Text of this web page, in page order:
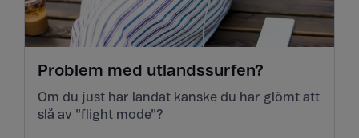
Problem med utlandssurfen?
Om du just har landat kanske du har glömt att
slå av "flight mode"?